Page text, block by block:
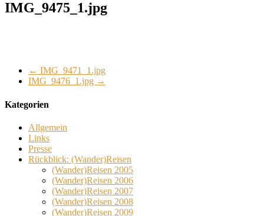
IMG_9475_1.jpg
← IMG_9471_1.jpg
IMG_9476_1.jpg →
Kategorien
Allgemein
Links
Presse
Rückblick: (Wander)Reisen
(Wander)Reisen 2005
(Wander)Reisen 2006
(Wander)Reisen 2007
(Wander)Reisen 2008
(Wander)Reisen 2009